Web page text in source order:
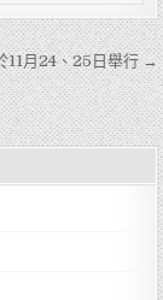
11月24、25日舉行 →